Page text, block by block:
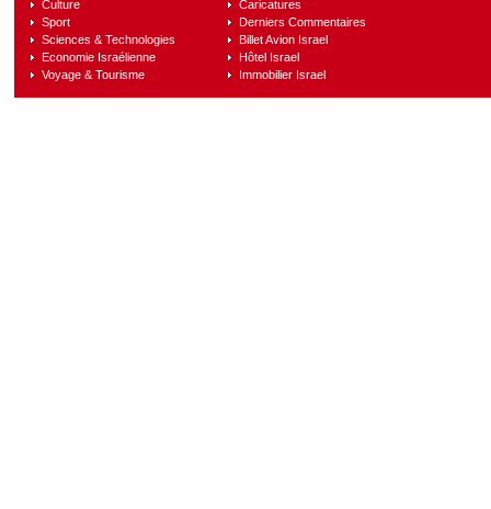
Culture
Sport
Sciences & Technologies
Economie Israélienne
Voyage & Tourisme
Caricatures
Derniers Commentaires
Billet Avion Israel
Hôtel Israel
Immobilier Israel